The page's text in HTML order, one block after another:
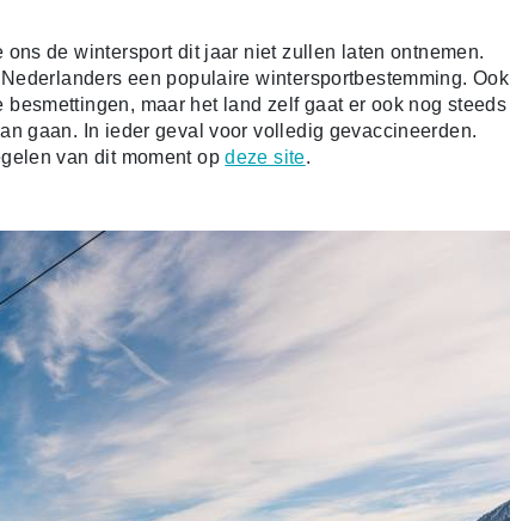
de wintersport dit jaar niet zullen laten ontnemen.
een populaire wintersportbestemming. Ook
maar het land zelf gaat er ook nog steeds
gaan. In ieder geval voor volledig gevaccineerden.
van dit moment opdeze site.